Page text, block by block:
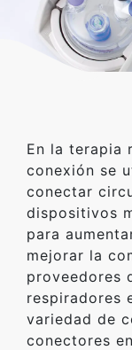
En la terapia
conexión se
conectar
dispositivos
para
mejorar la
proveedores
respiradores
variedad de
conectores